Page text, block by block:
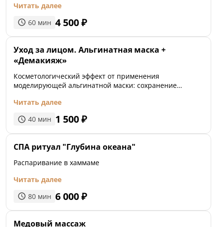
Читать далее
60 мин 4 500₽
Уход за лицом. Альгинатная маска +
«Демакияж»
Косметологический эффект от применения
моделирующей альгинатной маски: сохранение
сетки, сужение пор, выравнивание цвета лица,
мимических морщин.
Читать далее
40 мин 1 500₽
СПА ритуал "Глубина океана"
Распаривание в хаммаме
Читать далее
80 мин 6 000₽
Медовый массаж